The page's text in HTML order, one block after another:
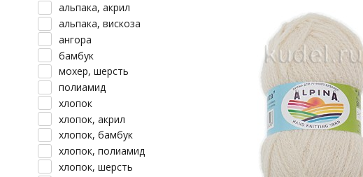
альпака, акрил
альпака, вискоза
ангора
бамбук
мохер, шерсть
полиамид
хлопок
хлопок, акрил
хлопок, бамбук
хлопок, полиамид
хлопок, шерсть